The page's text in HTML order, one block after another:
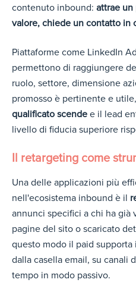
contenuto inbound: attrae
valore, chiede un contatto in
Piattaforme come LinkedIn
permettono di raggiungere
ruolo, settore, dimensione
promosso è pertinente e
qualificato scende e il lead
livello di fiducia superiore
Il retargeting come
Una delle applicazioni più
nell'ecosistema inbound è il
annunci specifici a chi ha già
pagine del sito o scaricato
questo modo il paid
dalla casella email, su canali
tempo in modo passivo.